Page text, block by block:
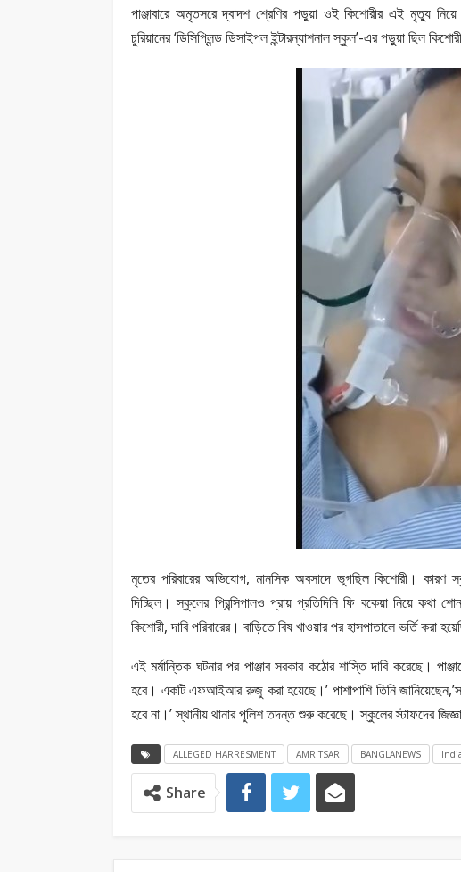
পাঞ্জাবারে অমৃতসরে দ্বাদশ শ্রেণির পড়ুয়া ওই কিশোরীর এই মৃত্যু
চুরিয়ানের ‘ডিসিপ্লিন্ড ডিসাইপল ইন্টারন্যাশনাল স্কুল’-এর পড়ুয়া ছিল
মৃতের পরিবারের অভিযোগ, মানসিক অবসাদে ভুগছিল কিশোরী।
দিচ্ছিল। স্কুলের প্রিন্সিপালও প্রায় প্রতিদিনি ফি বকেয়া নিয়ে কথা
কিশোরী, দাবি পরিবারের। বাড়িতে বিষ খাওয়ার পর হাসপাতালে ভর্তি করা
এই মর্মান্তিক ঘটনার পর পাঞ্জাব সরকার কঠোর শাস্তি দাবি করেছে।
হবে। একটি এফআইআর রুজু করা হয়েছে।’ পাশাপাশি তিনি
হবে না।’ স্থানীয় থানার পুলিশ তদন্ত শুরু করেছে। স্কুলের স্টাফদের
ALLEGED HARRESMENT AMRITSAR BANGLANEWS India
Share